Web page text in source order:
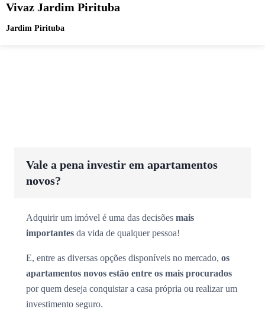
Vivaz Jardim Pirituba
Jardim Pirituba
Vale a pena investir em apartamentos
novos?
Adquirir um imóvel é uma das decisões mais
importantes da vida de qualquer pessoa!
E, entre as diversas opções disponíveis no mercado, os
apartamentos novos estão entre os mais procurados
por quem deseja conquistar a casa própria ou realizar um
investimento seguro.